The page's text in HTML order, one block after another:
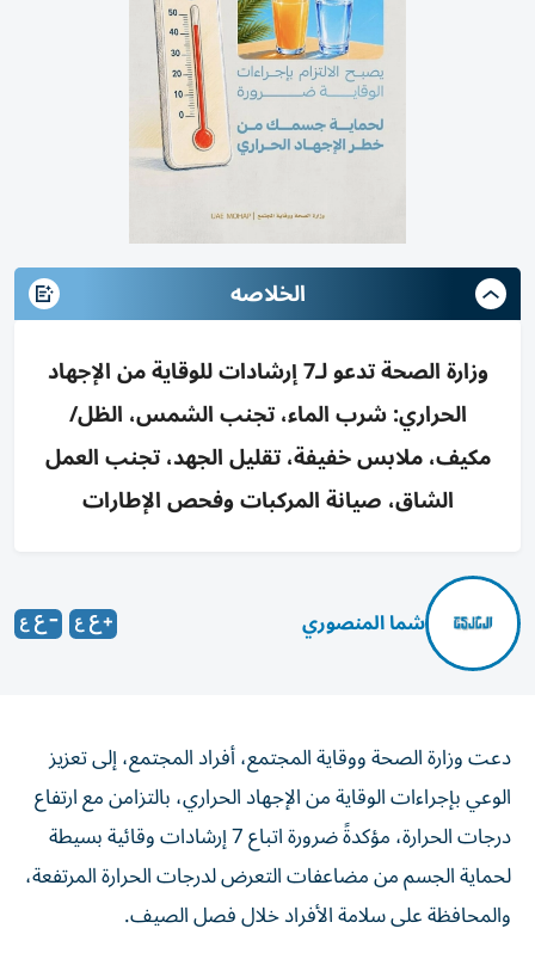
الخلاصه
وزارة الصحة تدعو لـ7 إرشادات للوقاية من الإجهاد
الحراري: شرب الماء، تجنب الشمس، الظل/
مكيف، ملابس خفيفة، تقليل الجهد، تجنب العمل
الشاق، صيانة المركبات وفحص الإطارات
شما المنصوري
دعت وزارة الصحة ووقاية المجتمع، أفراد المجتمع، إلى تعزيز
الوعي بإجراءات الوقاية من الإجهاد الحراري، بالتزامن مع ارتفاع
درجات الحرارة، مؤكدةً ضرورة اتباع 7 إرشادات وقائية بسيطة
لحماية الجسم من مضاعفات التعرض لدرجات الحرارة المرتفعة،
والمحافظة على سلامة الأفراد خلال فصل الصيف.